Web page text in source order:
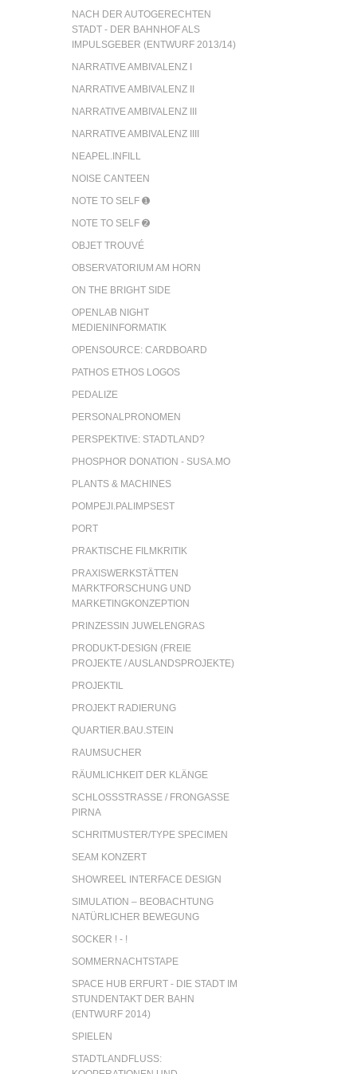
NACH DER AUTOGERECHTEN
STADT - DER BAHNHOF ALS
IMPULSGEBER (ENTWURF 2013/14)
NARRATIVE AMBIVALENZ I
NARRATIVE AMBIVALENZ II
NARRATIVE AMBIVALENZ III
NARRATIVE AMBIVALENZ IIII
NEAPEL.INFILL
NOISE CANTEEN
NOTE TO SELF ➊
NOTE TO SELF ➋
OBJET TROUVÉ
OBSERVATORIUM AM HORN
ON THE BRIGHT SIDE
OPENLAB NIGHT
MEDIENINFORMATIK
OPENSOURCE: CARDBOARD
PATHOS ETHOS LOGOS
PEDALIZE
PERSONALPRONOMEN
PERSPEKTIVE: STADTLAND?
PHOSPHOR DONATION - SUSA.MO
PLANTS & MACHINES
POMPEJI.PALIMPSEST
PORT
PRAKTISCHE FILMKRITIK
PRAXISWERKSTÄTTEN
MARKTFORSCHUNG UND
MARKETINGKONZEPTION
PRINZESSIN JUWELENGRAS
PRODUKT-DESIGN (FREIE
PROJEKTE / AUSLANDSPROJEKTE)
PROJEKTIL
PROJEKT RADIERUNG
QUARTIER.BAU.STEIN
RAUMSUCHER
RÄUMLICHKEIT DER KLÄNGE
SCHLOSSSTRASSE / FRONGASSE P
IRNA
SCHRITMUSTER/TYPE SPECIMEN
SEAM KONZERT
SHOWREEL INTERFACE DESIGN
SIMULATION – BEOBACHTUNG
NATÜRLICHER BEWEGUNG
SOCKER ! - !
SOMMERNACHTSTAPE
SPACE HUB ERFURT - DIE STADT IM
STUNDENTAKT DER BAHN
(ENTWURF 2014)
SPIELEN
STADTLANDFLUSS: